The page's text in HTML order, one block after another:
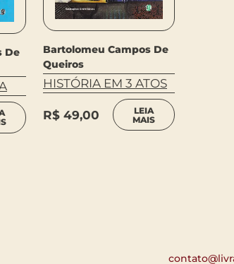
De
Bartolomeu Campos De
Queiros
HISTÓRIA EM 3 ATOS
R$ 49,00
LEIA
MAIS